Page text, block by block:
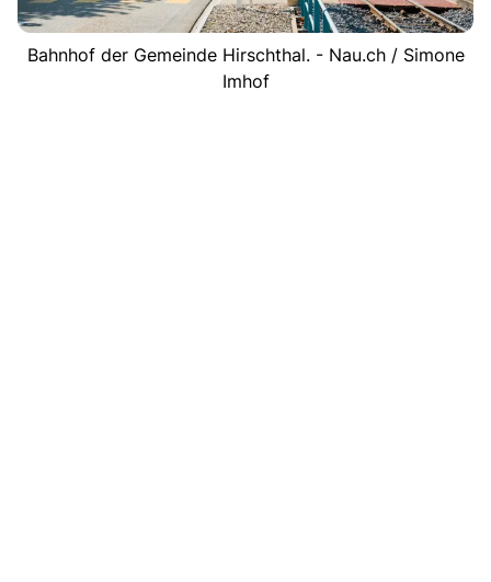
Bahnhof der Gemeinde Hirschthal. - Nau.ch / Simone
Imhof